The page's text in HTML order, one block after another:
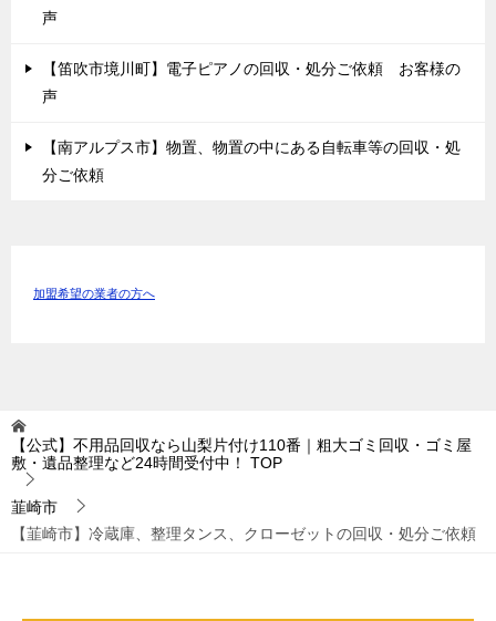
声
【笛吹市境川町】電子ピアノの回収・処分ご依頼 お客様の
声
【南アルプス市】物置、物置の中にある自転車等の回収・処
分ご依頼
加盟希望の業者の方へ
【公式】不用品回収なら山梨片付け110番｜粗大ゴミ回収・ゴミ屋
敷・遺品整理など24時間受付中！
TOP
韮崎市
【韮崎市】冷蔵庫、整理タンス、クローゼットの回収・処分ご依頼